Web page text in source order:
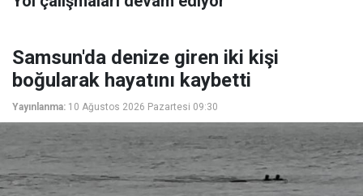
Samsun'da denize giren iki kişi
boğularak hayatını kaybetti
Yayınlanma: 10 Ağustos 2026 Pazartesi 09:30